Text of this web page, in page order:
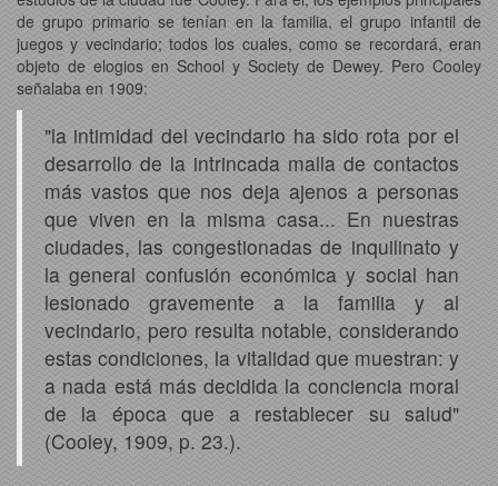
de grupo primario se tenían en la familia, el grupo infantil de
juegos y vecindario; todos los cuales, como se recordará, eran
objeto de elogios en School y Society de Dewey. Pero Cooley
señalaba en 1909:
"la intimidad del vecindario ha sido rota por el
desarrollo de la intrincada malla de contactos
más vastos que nos deja ajenos a personas
que viven en la misma casa... En nuestras
ciudades, las congestionadas de inquilinato y
la general confusión económica y social han
lesionado gravemente a la familia y al
vecindario, pero resulta notable, considerando
estas condiciones, la vitalidad que muestran: y
a nada está más decidida la conciencia moral
de la época que a restablecer su salud"
(Cooley, 1909, p. 23.).